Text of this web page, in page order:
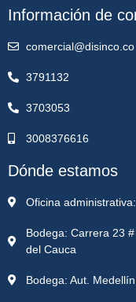
Información de
comercial@disinco.co
3791132
3703053
3008376616
Dónde estamos
Oficina
Bodega: Carrera 23
del Cauca
Bodega: Aut.